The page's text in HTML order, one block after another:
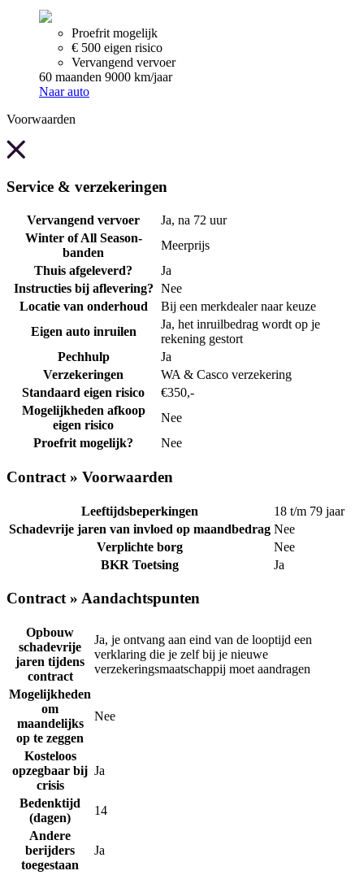
Proefrit mogelijk
€ 500 eigen risico
Vervangend vervoer
60 maanden 9000 km/jaar
Naar auto
Voorwaarden
Service & verzekeringen
Vervangend vervoer
Ja, na 72 uur
Winter of All Season-
banden
Meerprijs
Thuis afgeleverd?
Ja
Instructies bij aflevering? Nee
Locatie van onderhoud
Bij een merkdealer naar keuze
Eigen auto inruilen
Ja, het inruilbedrag wordt op je
rekening gestort
Pechhulp
Ja
Verzekeringen
WA & Casco verzekering
Standaard eigen risico
€350,-
Mogelijkheden afkoop
eigen risico
Nee
Proefrit mogelijk?
Nee
Contract » Voorwaarden
Leeftijdsbeperkingen
18 t/m 79 jaar
Schadevrije jaren van invloed op maandbedrag Nee
Verplichte borg
Nee
BKR Toetsing
Ja
Contract » Aandachtspunten
Opbouw
schadevrije
jaren tijdens
contract
Ja, je ontvang aan eind van de looptijd een
verklaring die je zelf bij je nieuwe
verzekeringsmaatschappij moet aandragen
Mogelijkheden
om
maandelijks
op te zeggen
Nee
Kosteloos
opzegbaar bij
crisis
Ja
Bedenktijd
(dagen)
14
Andere
berijders
toegestaan
Ja